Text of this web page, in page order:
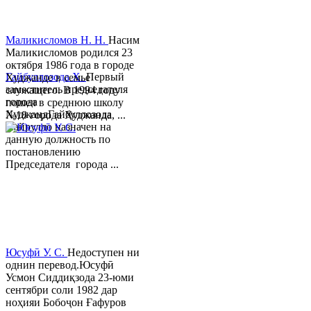
Гайбуллозода Х.Первый
заместитель председателя
города
ХуджандГайбуллозода
Хайрулло назначен на
данную должность по
постановлению
Председателя города ...
Маликисломов Н. Н. Насим
Маликисломов родился 23
октября 1986 года в городе
Худжанде в семье
служащего. В 1994 году
пошел в среднюю школу
№18 города Худжанда, ...
Юсуфӣ У. C. Недоступен ни
однин перевод.Юсуфӣ
Усмон Сиддиқзода 23-юми
сентябри соли 1982 дар
ноҳияи Бобоҷон Ғафуров